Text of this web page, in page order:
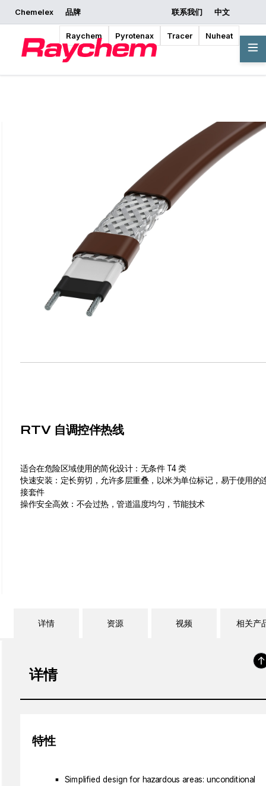
Chemelex 品牌
Raychem Pyrotenax Tracer Nuheat
联系我们
中文
索取报价
开始设计
RTV 自调控伴热线
适合在危险区域使用的简化设计：无条件 T4 类
快速安装：定长剪切，允许多层重叠，以米为单位标记，易于使用的
接套件
操作安全高效：不会过热，管道温度均匀，节能技术
详情 资源 视频 相关产
详情
特性
Simplified design for hazardous areas: unconditional